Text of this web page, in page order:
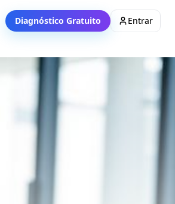
Diagnóstico Gratuito Entrar